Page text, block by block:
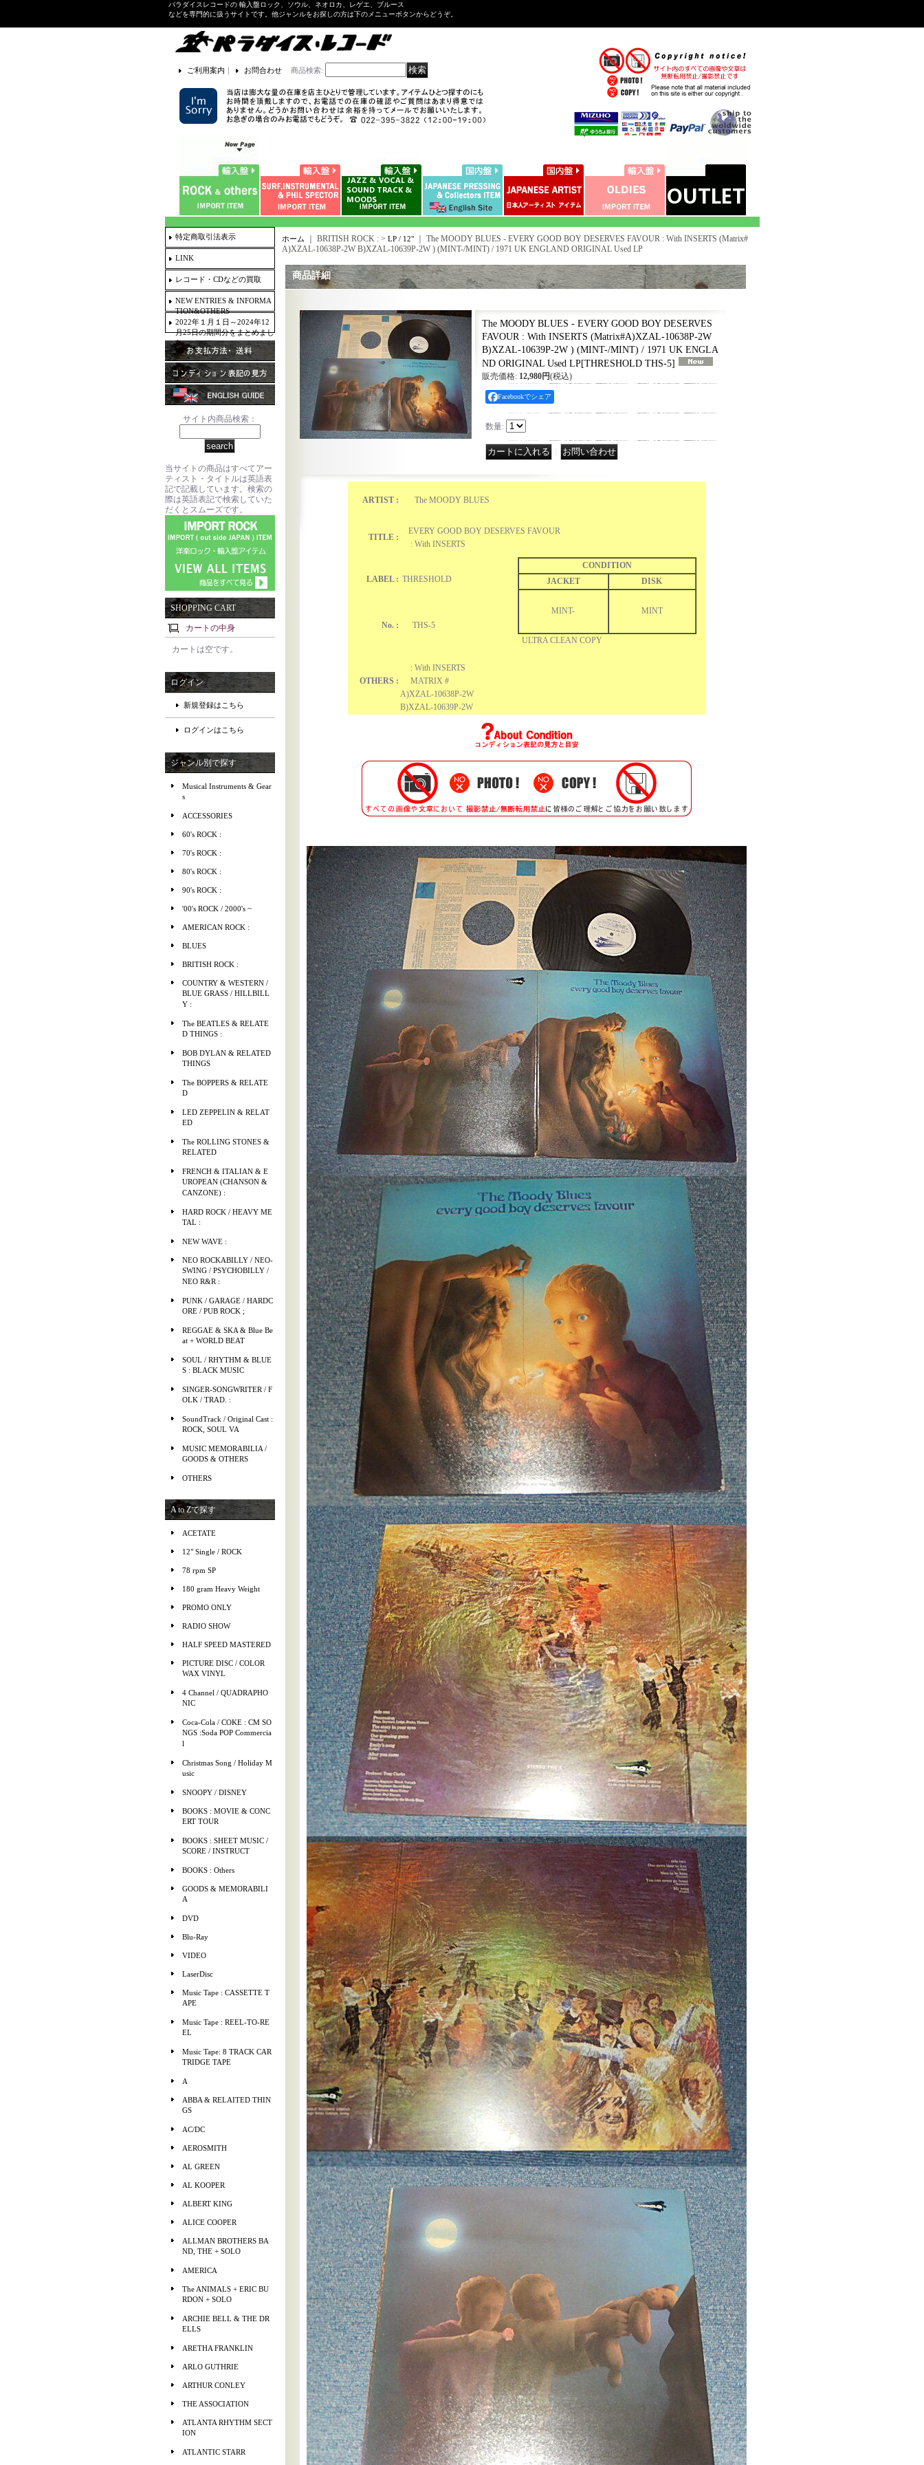
パラダイスレコードの 輸入盤ロック、ソウル、ネオロカ、レゲエ、ブルース
などを専門的に扱うサイトです。他ジャンルをお探しの方は下のメニューボタンからどうぞ。
ご利用案内 ｜ お問合わせ 商品検索:
特定商取引法表示
LINK
レコード・CDなどの買取
NEW ENTRIES & INFORMA
TION&OTHERS
2022年１月１日～2024年12
月25日の期間分をまとめまし
た。
サイト内商品検索：
当サイトの商品はすべてアー
ティスト・タイトルは英語表
記で記載しています。検索の
際は英語表記で検索していた
だくとスムーズです。
SHOPPING CART
カートの中身
カートは空です。
ログイン
新規登録はこちら
ログインはこちら
ジャンル別で探す
Musical Instruments & Gear
s
ACCESSORIES
60's ROCK :
70's ROCK :
80's ROCK :
90's ROCK :
'00's ROCK / 2000's ~
AMERICAN ROCK :
BLUES
BRITISH ROCK :
COUNTRY & WESTERN /
BLUE GRASS / HILLBILL
Y :
The BEATLES & RELATE
D THINGS :
BOB DYLAN & RELATED
THINGS
The BOPPERS & RELATE
D
LED ZEPPELIN & RELAT
ED
The ROLLING STONES &
RELATED
FRENCH & ITALIAN & E
UROPEAN (CHANSON &
CANZONE) :
HARD ROCK / HEAVY ME
TAL :
NEW WAVE :
NEO ROCKABILLY / NEO-
SWING / PSYCHOBILLY /
NEO R&R :
PUNK / GARAGE / HARDC
ORE / PUB ROCK ;
REGGAE & SKA & Blue Be
at + WORLD BEAT
SOUL / RHYTHM & BLUE
S : BLACK MUSIC
SINGER-SONGWRITER / F
OLK / TRAD. :
SoundTrack / Original Cast :
ROCK, SOUL VA
MUSIC MEMORABILIA /
GOODS & OTHERS
OTHERS
A to Zで探す
ACETATE
12" Single / ROCK
78 rpm SP
180 gram Heavy Weight
PROMO ONLY
RADIO SHOW
HALF SPEED MASTERED
PICTURE DISC / COLOR
WAX VINYL
4 Channel / QUADRAPHO
NIC
Coca-Cola / COKE : CM SO
NGS :Soda POP Commercia
l
Christmas Song / Holiday M
usic
SNOOPY / DISNEY
BOOKS : MOVIE & CONC
ERT TOUR
BOOKS : SHEET MUSIC /
SCORE / INSTRUCT
BOOKS : Others
GOODS & MEMORABILI
A
DVD
Blu-Ray
VIDEO
LaserDisc
Music Tape : CASSETTE T
APE
Music Tape : REEL-TO-RE
EL
Music Tape: 8 TRACK CAR
TRIDGE TAPE
A
ABBA & RELAITED THIN
GS
AC/DC
AEROSMITH
AL GREEN
AL KOOPER
ALBERT KING
ALICE COOPER
ALLMAN BROTHERS BA
ND, THE + SOLO
AMERICA
The ANIMALS + ERIC BU
RDON + SOLO
ARCHIE BELL & THE DR
ELLS
ARETHA FRANKLIN
ARLO GUTHRIE
ARTHUR CONLEY
THE ASSOCIATION
ATLANTA RHYTHM SECT
ION
ATLANTIC STARR
ホーム ｜ BRITISH ROCK : > LP / 12"｜ The MOODY BLUES - EVERY GOOD BOY DESERVES FAVOUR : With INSERTS (Matrix#
A)XZAL-10638P-2W B)XZAL-10639P-2W ) (MINT-/MINT) / 1971 UK ENGLAND ORIGINAL Used LP
商品詳細
The MOODY BLUES - EVERY GOOD BOY DESERVES
FAVOUR : With INSERTS (Matrix#A)XZAL-10638P-2W
B)XZAL-10639P-2W ) (MINT-/MINT) / 1971 UK ENGLA
ND ORIGINAL Used LP[THRESHOLD THS-5]
販売価格: 12,980円(税込)
Facebookでシェア
数量:
ARTIST : The MOODY BLUES
TITLE :
EVERY GOOD BOY DESERVES FAVOUR
: With INSERTS
LABEL : THRESHOLD
CONDITION
JACKET
DISK
MINT- MINT
ULTRA CLEAN COPY
No. : THS-5
OTHERS :
: With INSERTS
MATRIX #
A)XZAL-10638P-2W
B)XZAL-10639P-2W